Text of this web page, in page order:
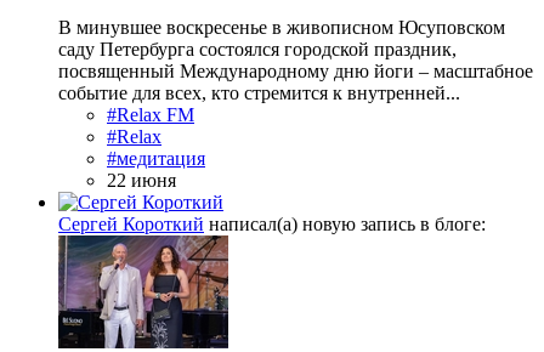
В минувшее воскресенье в живописном Юсуповском
саду Петербурга состоялся городской праздник,
посвященный Международному дню йоги – масштабное
событие для всех, кто стремится к внутренней...
#Relax FM
#Relax
#медитация
22 июня
Сергей Короткий написал(а) новую запись в блоге: